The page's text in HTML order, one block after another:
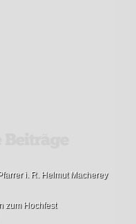
i. R. Helmut Macherey
zum Hochfest